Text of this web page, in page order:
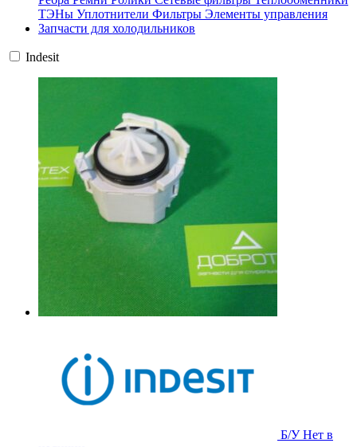
ТЭНы Уплотнители Фильтры Элементы управления
Запчасти для холодильников
Indesit
Б/У Нет в